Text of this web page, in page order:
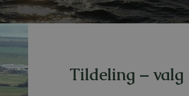
e
r
Tildeling –